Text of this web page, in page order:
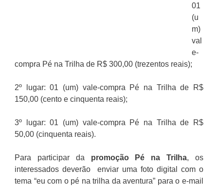
01
(u
m)
val
e-
compra Pé na Trilha de R$ 300,00 (trezentos reais);
2º lugar: 01 (um) vale-compra Pé na Trilha de R$
150,00 (cento e cinquenta reais);
3º lugar: 01 (um) vale-compra Pé na Trilha de R$
50,00 (cinquenta reais).
Para participar da promoção Pé na Trilha, os
interessados deverão enviar uma foto digital com o
tema “eu com o pé na trilha da aventura” para o e-mail